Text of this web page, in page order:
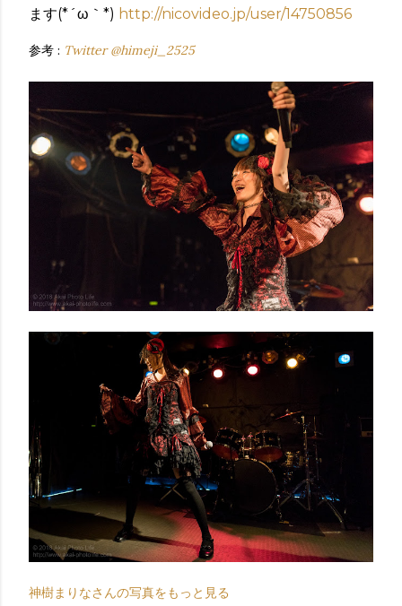
ます(*´ω｀*) http://nicovideo.jp/user/14750856
参考 : Twitter @himeji_2525
神樹まりなさんの写真をもっと見る